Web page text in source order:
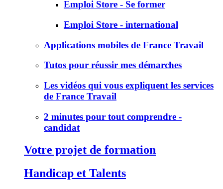
Emploi Store - Se former
Emploi Store - international
Applications mobiles de France Travail
Tutos pour réussir mes démarches
Les vidéos qui vous expliquent les services
de France Travail
2 minutes pour tout comprendre -
candidat
Votre projet de formation
Handicap et Talents